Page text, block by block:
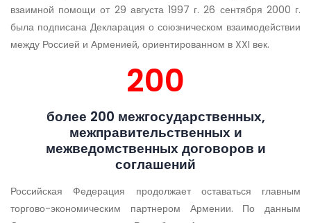
взаимной помощи от 29 августа 1997 г. 26 сентября 2000 г.
была подписана Декларация о союзническом взаимодействии
между Россией и Арменией, ориентированном в XXI век.
200
более 200 межгосударственных,
межправительственных и
межведомственных договоров и
соглашений
Российская Федерация продолжает оставаться главным
торгово-экономическим партнером Армении. По данным